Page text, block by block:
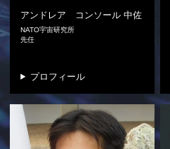
アンドレア コンソール 中佐
NATO宇宙研究所
先任
プロフィール